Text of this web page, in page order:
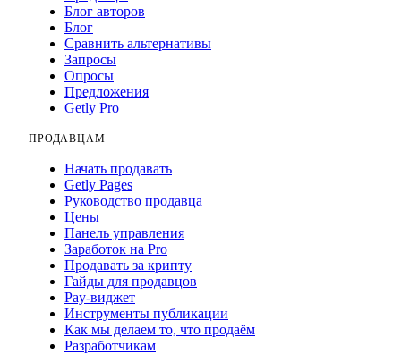
Блог авторов
Блог
Сравнить альтернативы
Запросы
Опросы
Предложения
Getly Pro
ПРОДАВЦАМ
Начать продавать
Getly Pages
Руководство продавца
Цены
Панель управления
Заработок на Pro
Продавать за крипту
Гайды для продавцов
Pay-виджет
Инструменты публикации
Как мы делаем то, что продаём
Разработчикам